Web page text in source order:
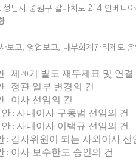
성남시 중원구 갈마치로 214 인베니
보고 영업보고 내부회계관리제도
: 제 20기 별도 재무제표 및 연
: 정관 일부 변경의 건
: 이사 선임의 건
: 사내이사 구동범 선임의 건
: 사내이사 이택규 선임의 건
: 감사위원이 되는 사외이사
: 이사 보수한도 승인의 건